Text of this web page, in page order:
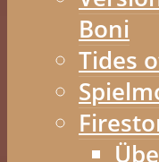
Boni
Tides